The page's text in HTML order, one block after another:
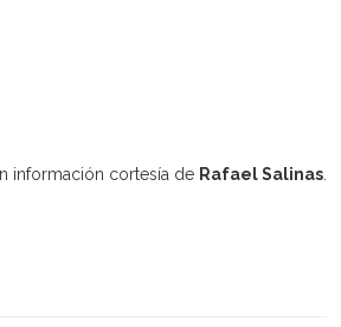
información cortesía de Rafael Salinas